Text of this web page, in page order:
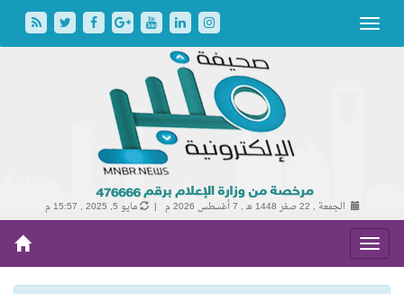
الجمعة , 22 صفر 1448 هـ , 7 أغسطس 2026 م | مايو 5, 2025 , 15:57 م